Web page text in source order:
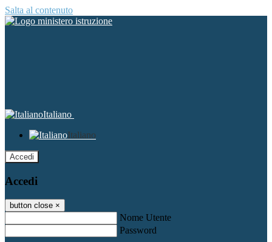
Salta al contenuto
Italiano
Italiano
Accedi
Accedi
button close ×
Nome Utente
Password